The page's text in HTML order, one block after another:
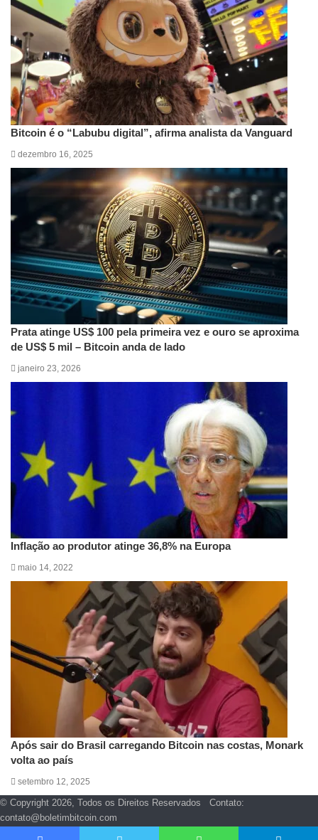
Bitcoin é o “Labubu digital”, afirma analista da Vanguard
dezembro 16, 2025
Prata atinge US$ 100 pela primeira vez e ouro se aproxima
de US$ 5 mil – Bitcoin anda de lado
janeiro 23, 2026
Inflação ao produtor atinge 36,8% na Europa
maio 14, 2022
Após sair do Brasil carregando Bitcoin nas costas, Monark
volta ao país
setembro 12, 2025
© Copyright 2026, Todos os Direitos Reservados Contato:
contato@boletimbitcoin.com